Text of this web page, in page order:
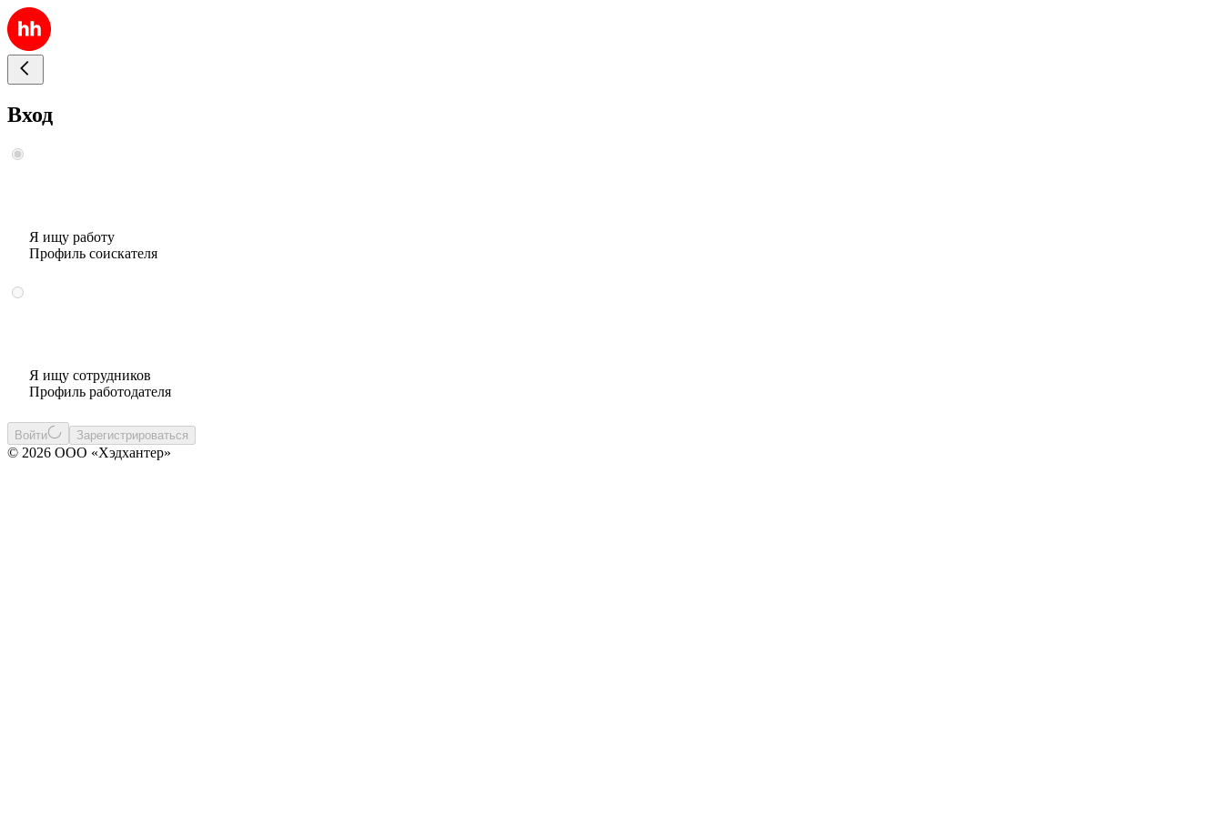
Вход
Я ищу работу
Профиль соискателя
Я ищу сотрудников
Профиль работодателя
Войти Зарегистрироваться
© 2026 ООО «Хэдхантер»